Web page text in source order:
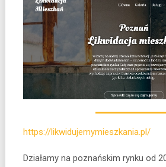
https://likwidujemymieszkania.pl/
Działamy na poznańskim rynku od